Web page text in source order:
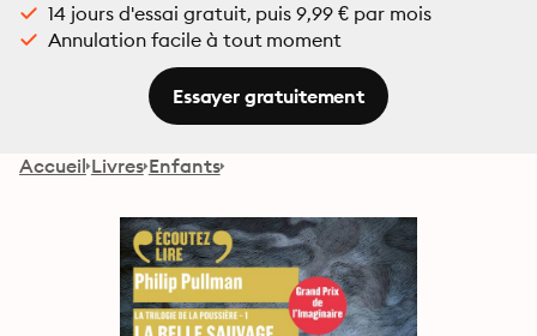
14 jours d'essai gratuit, puis 9,99 € par mois
Annulation facile à tout moment
Essayer gratuitement
Accueil Livres Enfants